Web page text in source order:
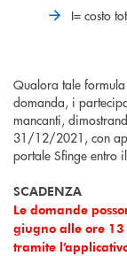
I= costo
Qualora tale
domanda, i
mancanti,
31/12/2021, con
portale Sfinge
SCADENZA
Le domande
giugno alle ore
tramite